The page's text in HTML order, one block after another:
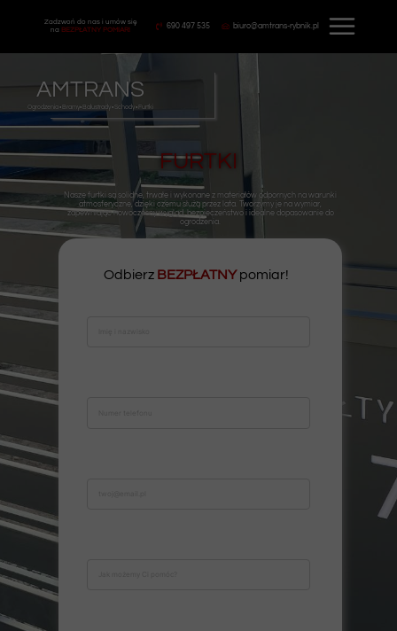
Nasze furtki są solidne, trwałe i wykonane z materiałów odpornych na warunki
atmosferyczne, dzięki czemu służą przez lata. Tworzymy je na wymiar,
zapewniając nowoczesny wygląd, bezpieczeństwo i idealne dopasowanie do
ogrodzenia.
AMTRANS
Ogrodzenia • Bramy• Balustrady • Schody • Furtki
biuro@amtrans-rybnik.pl
690 497 535
Zadzwoń do nas i umów się
na BEZPŁATNY POMIAR!
FURTKI
Odbierz BEZPŁATNY pomiar!